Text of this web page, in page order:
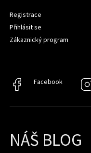
Registrace
Přihlásit se
Zákaznický program
Facebook
Facebook
NÁŠ BLOG